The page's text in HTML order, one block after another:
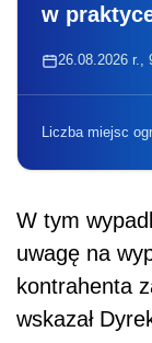
w
26.08.2026 r.,
Liczba miejsc
W tym
uwagę na
kontrahenta
wskazał